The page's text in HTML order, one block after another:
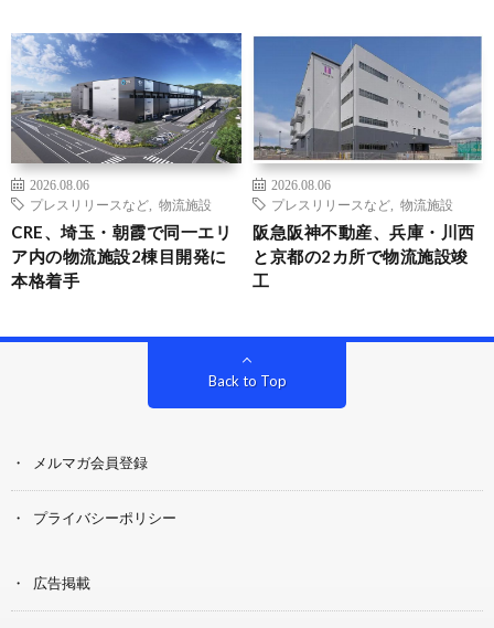
2026.08.06
プレスリリースなど
物流施設
CRE、埼玉・朝霞で同一エリ
ア内の物流施設2棟目開発に
本格着手
2026.08.06
プレスリリースなど
物流施設
阪急阪神不動産、兵庫・川西
と京都の2カ所で物流施設竣
工
Back to Top
メルマガ会員登録
プライバシーポリシー
広告掲載